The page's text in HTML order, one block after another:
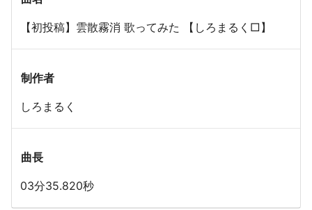
【初投稿】雲散霧消 歌ってみた 【しろまるく□】
制作者
しろまるく
曲長
03分35.820秒